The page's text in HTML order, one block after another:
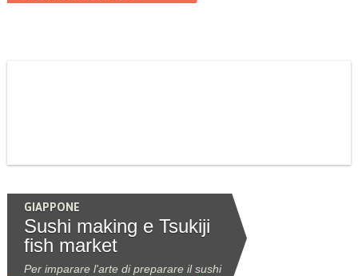
GIAPPONE
Sushi making e Tsukiji
fish market
Per imparare l'arte di preparare il sushi